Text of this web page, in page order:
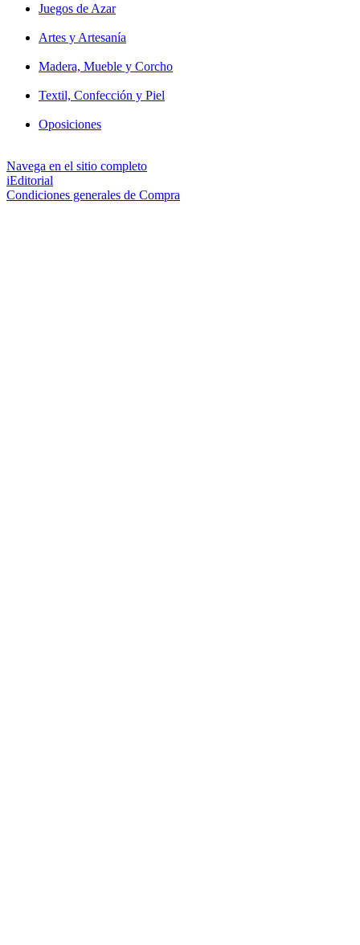
Juegos de Azar
Artes y Artesanía
Madera, Mueble y Corcho
Textil, Confección y Piel
Oposiciones
Navega en el sitio completo
iEditorial
Condiciones generales de Compra